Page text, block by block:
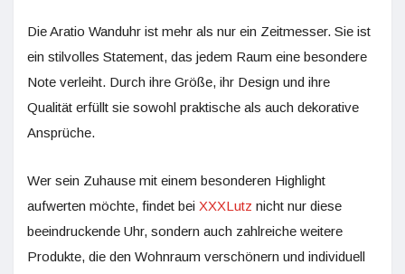
Die Aratio Wanduhr ist mehr als nur ein Zeitmesser. Sie ist
ein stilvolles Statement, das jedem Raum eine besondere
Note verleiht. Durch ihre Größe, ihr Design und ihre
Qualität erfüllt sie sowohl praktische als auch dekorative
Ansprüche.
Wer sein Zuhause mit einem besonderen Highlight
aufwerten möchte, findet bei XXXLutz nicht nur diese
beeindruckende Uhr, sondern auch zahlreiche weitere
Produkte, die den Wohnraum verschönern und individuell